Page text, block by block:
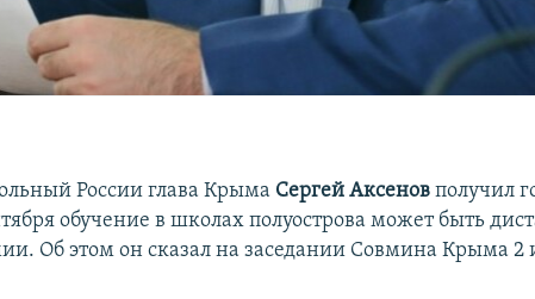
России глава Крыма Сергей Аксенов получил
обучение в школах полуострова может быть
Об этом он сказал на заседании Совмина Крыма 2